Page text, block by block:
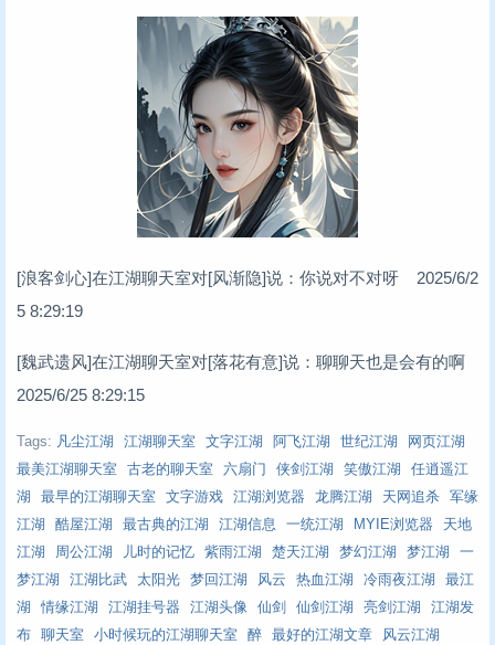
[浪客剑心]在江湖聊天室对[风渐隐]说：你说对不对呀 2025/6/2
5 8:29:19
[魏武遗风]在江湖聊天室对[落花有意]说：聊聊天也是会有的啊
2025/6/25 8:29:15
Tags: 凡尘江湖 江湖聊天室 文字江湖 阿飞江湖 世纪江湖
网页江湖
最美江湖聊天室
古老的聊天室 六扇门 侠剑江湖 笑傲江湖
任逍遥江
湖
最早的江湖聊天室 文字游戏 江湖浏览器 龙腾江湖 天网追杀
军缘
江湖
酷屋江湖 最古典的江湖 江湖信息 一统江湖 MYIE浏览器
天地
江湖
周公江湖 儿时的记忆 紫雨江湖 楚天江湖 梦幻江湖 梦江湖
一
梦江湖
江湖比武 太阳光 梦回江湖 风云 热血江湖 冷雨夜江湖
最江
湖
情缘江湖 江湖挂号器 江湖头像 仙剑 仙剑江湖 亮剑江湖
江湖发
布
聊天室 小时候玩的江湖聊天室 醉 最好的江湖文章 风云江湖